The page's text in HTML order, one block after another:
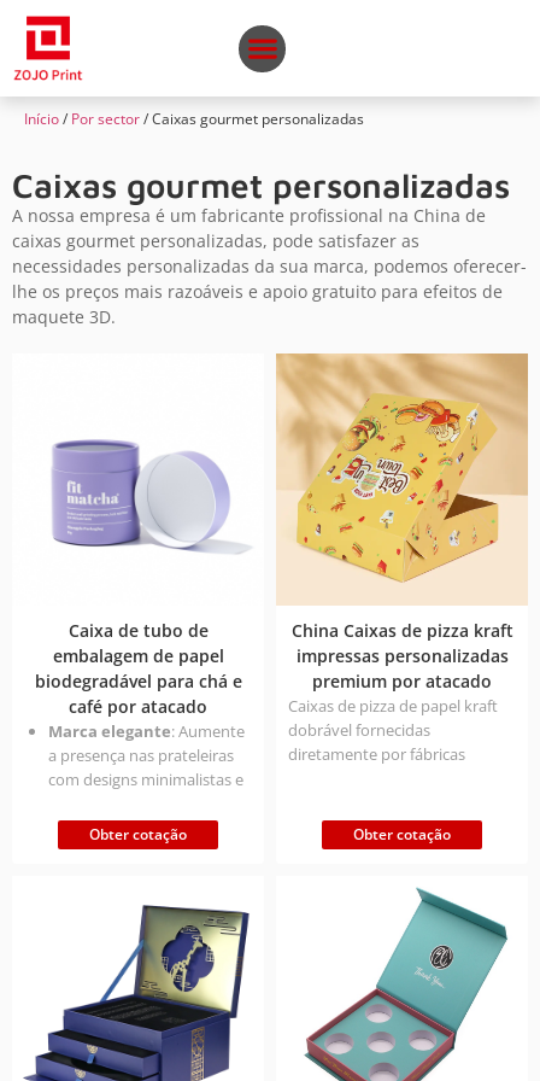
Início/ Por sector/ Caixas gourmet personalizadas
Caixas gourmet personalizadas
A nossa empresa é um fabricante profissional na China de
caixas gourmet personalizadas, pode satisfazer as
necessidades personalizadas da sua marca, podemos oferecer-
lhe os preços mais razoáveis e apoio gratuito para efeitos de
maquete 3D.
Caixa de tubo de
embalagem de papel
biodegradável para chá e
café por atacado
Marca elegante: Aumente
a presença nas prateleiras
com designs minimalistas e
Proteção Premium: O
material de qualidade
e a segurança do produto.
: Baixo MOQ e
descontos por grosso para
empresas em fase de
arranque e empresas.
Cores orientadas para as
tendências: O rosa suave e
a lavanda apelam a um
Obter cotação
China Caixas de pizza kraft
impressas personalizadas
premium por atacado
Caixas de pizza de papel kraft
dobrável fornecidas
diretamente por fábricas
ilimitado, design de embalagem
de qualidade alimentar,
economia de espaço.
Obter cotação